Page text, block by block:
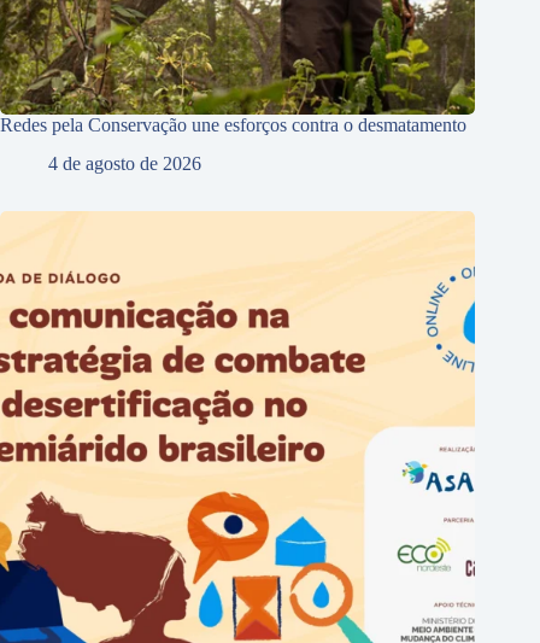
Redes pela Conservação une esforços contra o desmatamento
4 de agosto de 2026